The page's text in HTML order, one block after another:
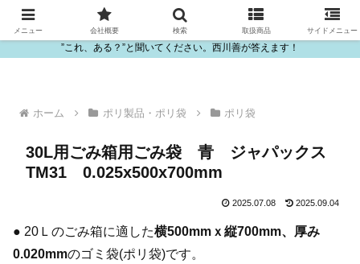
ビニール・プラスチック製品の卸販売は西川善
”これ、ある？”と聞いてください。西川善が答えます！
ホーム ポリ製品・ポリ袋 ポリ袋
30L用ごみ箱用ごみ袋 青 ジャパックス
TM31 0.025x500x700mm
2025.07.08 2025.09.04
● 20Ｌのごみ箱に適した横500mmｘ縦700mm、厚み
0.020mmのゴミ袋(ポリ袋)です。
メニュー 会社概要 検索 取扱商品 サイドメニュー